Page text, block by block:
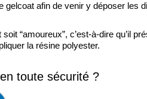
gelcoat afin de venir y déposer les
“amoureux”, c’est-à-dire qu’il
la résine polyester.
toute sécurité ?